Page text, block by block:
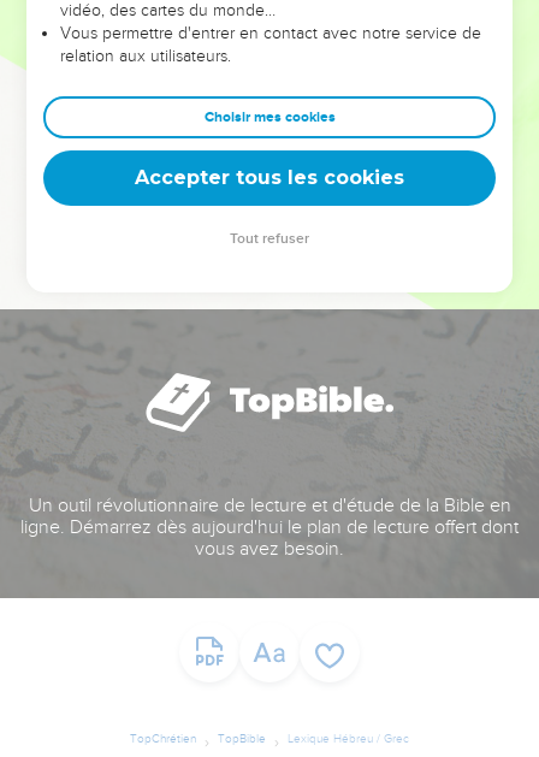
sont elles qui les ont façonnés.
Dans cette conférence, leaders, entrepreneurs, et responsables
clés pour avancer avec plus de sagesse afin que leurs erreurs
deviennent vos tremplins. Que vous guidiez un ministère, une
équipe, un groupe ou une famille, leur expérience est faite
Un outil révolutionnaire de lecture et d'étude de la Bible en
ligne. Démarrez dès aujourd'hui le plan de lecture offert dont
vous avez besoin.
TopChrétien TopBible Lexique Hébreu / Grec
vidéo, des cartes du monde…
Vous permettre d'entrer en contact avec notre service de
relation aux utilisateurs.
Choisir mes cookies
Accepter tous les cookies
Tout refuser